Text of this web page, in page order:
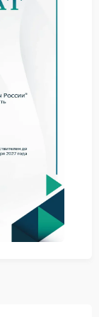
в сервис